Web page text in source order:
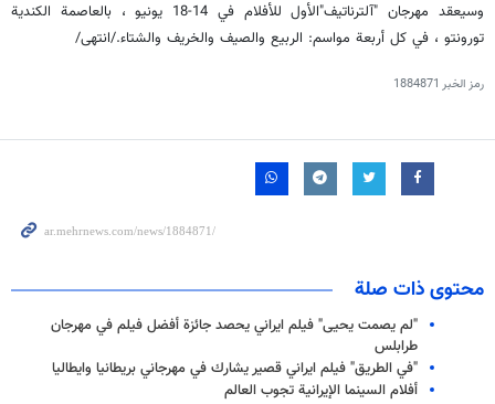
وسيعقد مهرجان "آلترناتيف"الأول للأفلام في 14-18 يونيو ، بالعاصمة الكندية
تورونتو ، في كل أربعة مواسم: الربيع والصيف والخريف والشتاء./انتهى/
رمز الخبر 1884871
محتوى ذات صلة
"لم يصمت يحيى" فيلم ايراني يحصد جائزة أفضل فيلم في مهرجان
طرابلس
"في الطريق" فيلم ايراني قصير يشارك في مهرجاني بريطانيا وايطاليا
أفلام السينما الإيرانية تجوب العالم